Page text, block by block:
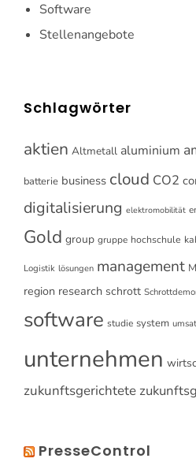
Software
Stellenangebote
Schlagwörter
aktien Altmetall aluminium
batterie business cloud CO2
digitalisierung elektromobilität
Gold group gruppe hochschule
Logistik lösungen management
region research schrott
software studie system
unternehmen
zukunftsgerichtete
PresseControl